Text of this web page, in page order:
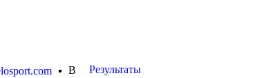
В Результаты